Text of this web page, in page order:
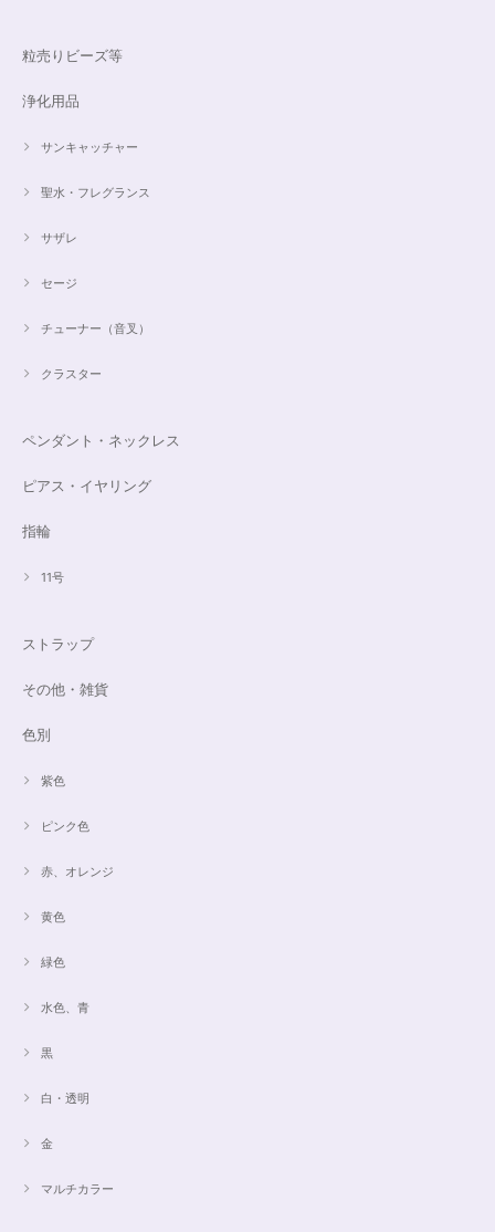
粒売りビーズ等
浄化用品
サンキャッチャー
聖水・フレグランス
サザレ
セージ
チューナー（音叉）
クラスター
ペンダント・ネックレス
ピアス・イヤリング
指輪
11号
ストラップ
その他・雑貨
色別
紫色
ピンク色
赤、オレンジ
黄色
緑色
水色、青
黒
白・透明
金
マルチカラー